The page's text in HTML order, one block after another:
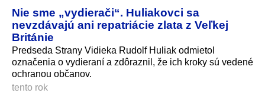
Nie sme „vydierači“. Huliakovci sa
nevzdávajú ani repatriácie zlata z Veľkej
Británie
Predseda Strany Vidieka Rudolf Huliak odmietol
označenia o vydieraní a zdôraznil, že ich kroky sú vedené
ochranou občanov.
tento rok